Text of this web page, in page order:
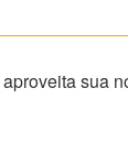
aproveita sua